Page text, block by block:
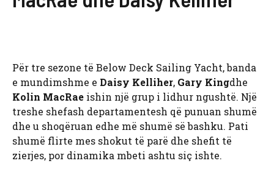
Për tre sezone të Below Deck Sailing Yacht, banda
e mundimshme e Daisy Kelliher, Gary Kingdhe
Kolin MacRae ishin një grup i lidhur ngushtë. Një
treshe shefash departamentesh që punuan shumë
dhe u shoqëruan edhe më shumë së bashku. Pati
shumë flirte mes shokut të parë dhe shefit të
zierjes, por dinamika mbeti ashtu siç ishte.